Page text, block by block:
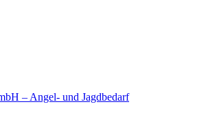
– Angel- und Jagdbedarf